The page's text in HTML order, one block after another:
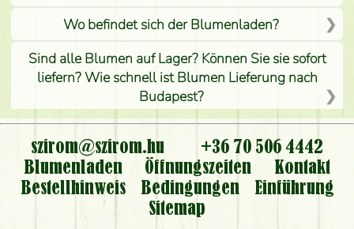
Wo befindet sich der Blumenladen?
Sind alle Blumen auf Lager? Können Sie sie sofort
liefern? Wie schnell ist Blumen Lieferung nach
Budapest?
Ist der Blumenladen non stop geöffnet?
Kann ich den bestellten Blumenstrauß persönlich
nehmen oder nur per Blumenversand?
Ist eine Bestellung für ländliche Gebiete möglich?
szirom@szirom.hu
+36 70 506 4442
Blumenladen
Öffnungszeiten
Kontakt
Bestellhinweis
Bedingungen
Einführung
Sitemap